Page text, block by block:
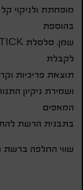
מופחתת ולניקוי
בהוספת
לקבלת
תוצאת פריכיות
ושמירת ניקיון
המאפים
בתבנית הרשת
שווי החלפה ברשת